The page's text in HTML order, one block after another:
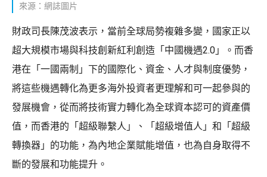
來源：網誌圖片
財政司長陳茂波表示，當前全球局勢複雜多變，國家正以
超大規模市場與科技創新紅利創造「中國機遇2.0」。而香
港在「一國兩制」下的國際化、資金、人才與制度優勢，
將這些機遇轉化為更多海外投資者更理解和可一起參與的
發展機會，從而將技術實力轉化為全球資本認可的資產價
值，而香港的「超級聯繫人」、「超級增值人」和「超級
轉換器」的功能，為內地企業賦能增值，也為自身取得不
斷的發展和功能提升。